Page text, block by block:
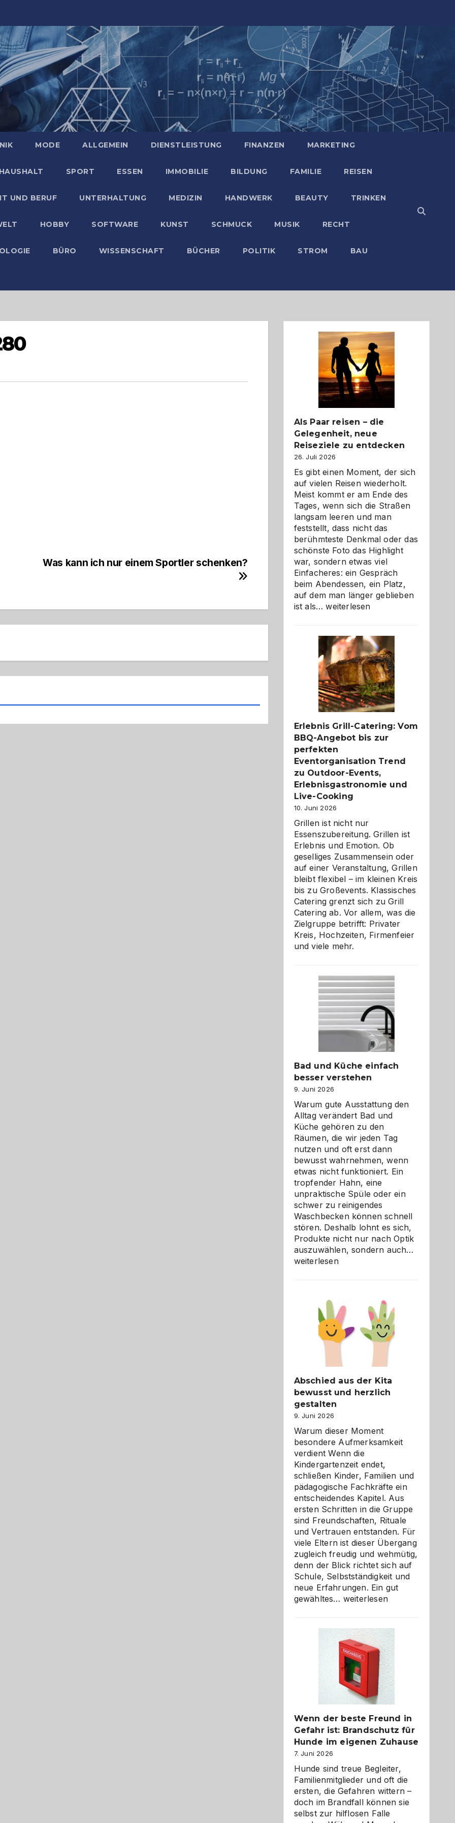
MODE ALLGEMEIN DIENSTLEISTUNG FINANZEN MARKETING
HAUSHALT SPORT ESSEN IMMOBILIE BILDUNG FAMILIE REISEN
UND BERUF UNTERHALTUNG MEDIZIN HANDWERK BEAUTY TRINKEN
HOBBY SOFTWARE KUNST SCHMUCK MUSIK RECHT
BÜRO WISSENSCHAFT BÜCHER POLITIK STROM BAU
Was kann ich nur einem Sportler schenken?
Als Paar reisen – die
Gelegenheit, neue
Reiseziele zu entdecken
26. Juli 2026
Es gibt einen Moment, der sich
auf vielen Reisen wiederholt.
Meist kommt er am Ende des
Tages, wenn sich die Straßen
langsam leeren und man
feststellt, dass nicht das
berühmteste Denkmal oder das
schönste Foto das Highlight
war, sondern etwas viel
Einfacheres: ein Gespräch
beim Abendessen, ein Platz,
auf dem man länger geblieben
ist als…Als
die
Gelegenheit,
neue
Reiseziele
zu
entdecken
weiterlesen
Erlebnis Grill-Catering: Vom
BBQ-Angebot bis zur
perfekten
Eventorganisation Trend
zu Outdoor-Events,
Erlebnisgastronomie und
Live-Cooking
10. Juni 2026
Grillen ist nicht nur
Essenszubereitung. Grillen ist
Erlebnis und Emotion. Ob
geselliges Zusammensein oder
auf einer Veranstaltung, Grillen
bleibt flexibel – im kleinen Kreis
bis zu Großevents. Klassisches
Catering grenzt sich zu Grill
Catering ab. Vor allem, was die
Zielgruppe betrifft: Privater
Kreis, Hochzeiten, Firmenfeier
und viele mehr.
Bad und Küche einfach
besser verstehen
9. Juni 2026
Warum gute Ausstattung den
Alltag verändert Bad und
Küche gehören zu den
Räumen, die wir jeden Tag
nutzen und oft erst dann
bewusst wahrnehmen, wenn
etwas nicht funktioniert. Ein
tropfender Hahn, eine
unpraktische Spüle oder ein
schwer zu reinigendes
Waschbecken können schnell
stören. Deshalb lohnt es sich,
Produkte nicht nur nach Optik
auszuwählen, sondern auch…
weiterlesen
Abschied aus der Kita
bewusst und herzlich
gestalten
9. Juni 2026
Warum dieser Moment
besondere Aufmerksamkeit
verdient Wenn die
Kindergartenzeit endet,
schließen Kinder, Familien und
pädagogische Fachkräfte ein
entscheidendes Kapitel. Aus
ersten Schritten in die Gruppe
sind Freundschaften, Rituale
und Vertrauen entstanden. Für
viele Eltern ist dieser Übergang
zugleich freudig und wehmütig,
denn der Blick richtet sich auf
Schule, Selbstständigkeit und
neue Erfahrungen. Ein gut
gewähltes… Abschied
Kita
bewusst
und
herzlich
gestalten
weiterlesen
Wenn der beste Freund in
Gefahr ist: Brandschutz für
Hunde im eigenen Zuhause
7. Juni 2026
Hunde sind treue Begleiter,
Familienmitglieder und oft die
ersten, die Gefahren wittern –
doch im Brandfall können sie
selbst zur hilflosen Falle